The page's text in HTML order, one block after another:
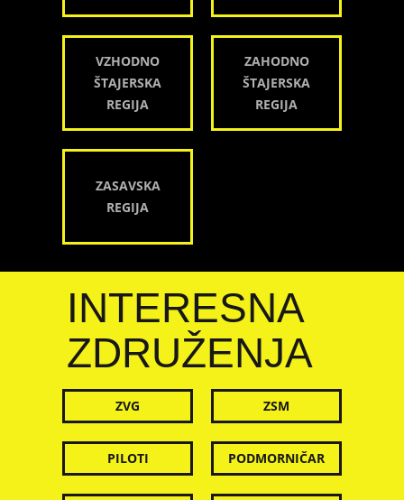
VZHODNO
ŠTAJERSKA
REGIJA
ZAHODNO
ŠTAJERSKA
REGIJA
ZASAVSKA
REGIJA
INTERESNA
ZDRUŽENJA
ZVG ZSM
PILOTI PODMORNIČAR